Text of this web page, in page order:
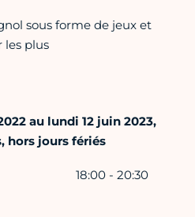
sous forme de jeux et
les plus
au lundi 12 juin 2023,
hors jours fériés
18:00 - 20:30